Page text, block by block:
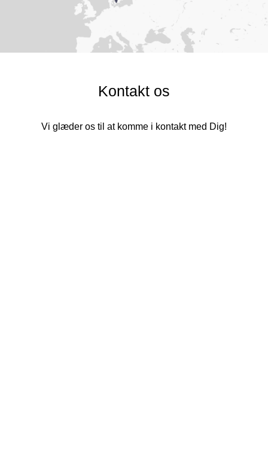
Kontakt os
Vi glæder os til at komme i kontakt med Dig!